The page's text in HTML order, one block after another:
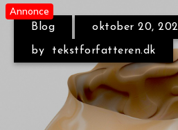
Annonce
Annonce
Blog oktober 20,
by tekstforfatteren.dk
Annonce